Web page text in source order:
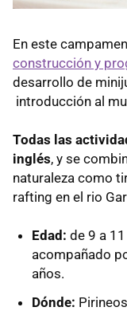
En este
construcción y
desarrollo de
introducción al
Todas las
inglés, y se
naturaleza como
rafting en el rio
Edad: de 9 a
acompañado
años.
Dónde: